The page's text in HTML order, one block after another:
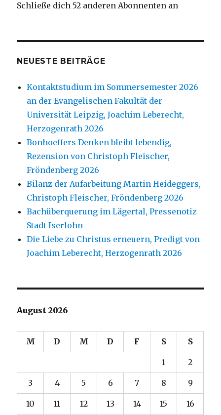
Schließe dich 52 anderen Abonnenten an
NEUESTE BEITRÄGE
Kontaktstudium im Sommersemester 2026
an der Evangelischen Fakultät der
Universität Leipzig, Joachim Leberecht,
Herzogenrath 2026
Bonhoeffers Denken bleibt lebendig,
Rezension von Christoph Fleischer,
Fröndenberg 2026
Bilanz der Aufarbeitung Martin Heideggers,
Christoph Fleischer, Fröndenberg 2026
Bachüberquerung im Lägertal, Pressenotiz
Stadt Iserlohn
Die Liebe zu Christus erneuern, Predigt von
Joachim Leberecht, Herzogenrath 2026
August 2026
M D M D F S S
1 2
3 4 5 6 7 8 9
10 11 12 13 14 15 16